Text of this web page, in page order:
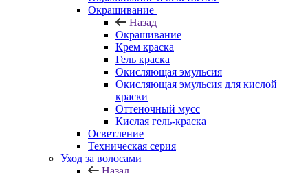
Окрашивание
Назад
Окрашивание
Крем краска
Гель краска
Окисляющая эмульсия
Окисляющая эмульсия для кислой
краски
Оттеночный мусс
Кислая гель-краска
Осветление
Техническая серия
Уход за волосами
Назад